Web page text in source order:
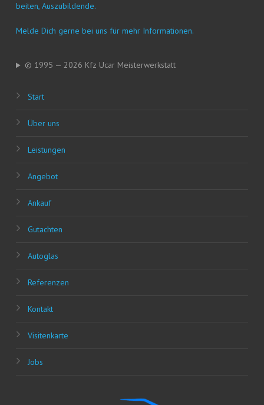
bei­ten, Auszubildende.
Mel­de Dich ger­ne bei uns für mehr Informationen.
© 1995 — 2026 Kfz Ucar Meisterwerkstatt
Start
Über uns
Leis­tun­gen
Ange­bot
Ankauf
Gut­ach­ten
Auto­glas
Refe­ren­zen
Kon­takt
Visi­ten­kar­te
Jobs